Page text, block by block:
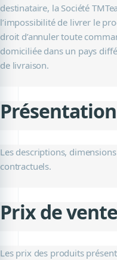
destinataire, la Société
l’impossibilité de livrer le
droit d’annuler toute
domiciliée dans un pays
de livraison.
Les descriptions,
contractuels.
Prix de vente
Les prix des produits